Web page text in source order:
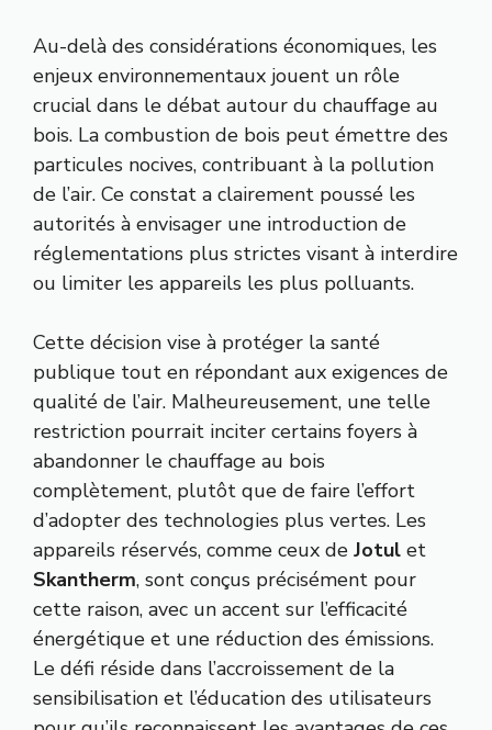
Au-delà des considérations économiques, les
enjeux environnementaux jouent un rôle
crucial dans le débat autour du chauffage au
bois. La combustion de bois peut émettre des
particules nocives, contribuant à la pollution
de l’air. Ce constat a clairement poussé les
autorités à envisager une introduction de
réglementations plus strictes visant à interdire
ou limiter les appareils les plus polluants.
Cette décision vise à protéger la santé
publique tout en répondant aux exigences de
qualité de l’air. Malheureusement, une telle
restriction pourrait inciter certains foyers à
abandonner le chauffage au bois
complètement, plutôt que de faire l’effort
d’adopter des technologies plus vertes. Les
appareils réservés, comme ceux de Jotul et
Skantherm, sont conçus précisément pour
cette raison, avec un accent sur l’efficacité
énergétique et une réduction des émissions.
Le défi réside dans l’accroissement de la
sensibilisation et l’éducation des utilisateurs